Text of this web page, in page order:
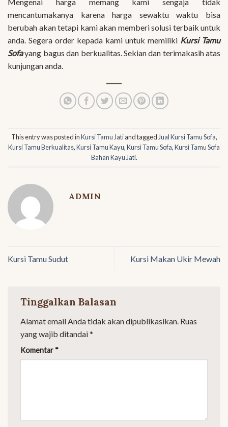
mencantumakanya karena harga sewaktu waktu bisa
berubah akan tetapi kami akan memberi solusi terbaik untuk
anda. Segera order kepada kami untuk memiliki Kursi Tamu
Sofayang bagus dan berkualitas. Sekian dan terimakasih atas
kunjungan anda.
This entry was posted inKursi Tamu Jatiand tagged Jual Kursi Tamu Sofa,
Kursi Tamu Berkualitas,Kursi Tamu Kayu,Kursi Tamu Sofa,Kursi Tamu Sofa
Bahan Kayu Jati.
ADMIN
Kursi Tamu Sudut Kursi Makan Ukir Mewah
Tinggalkan Balasan
Alamat email Anda tidak akan dipublikasikan. Ruas
yang wajib ditandai*
Komentar *